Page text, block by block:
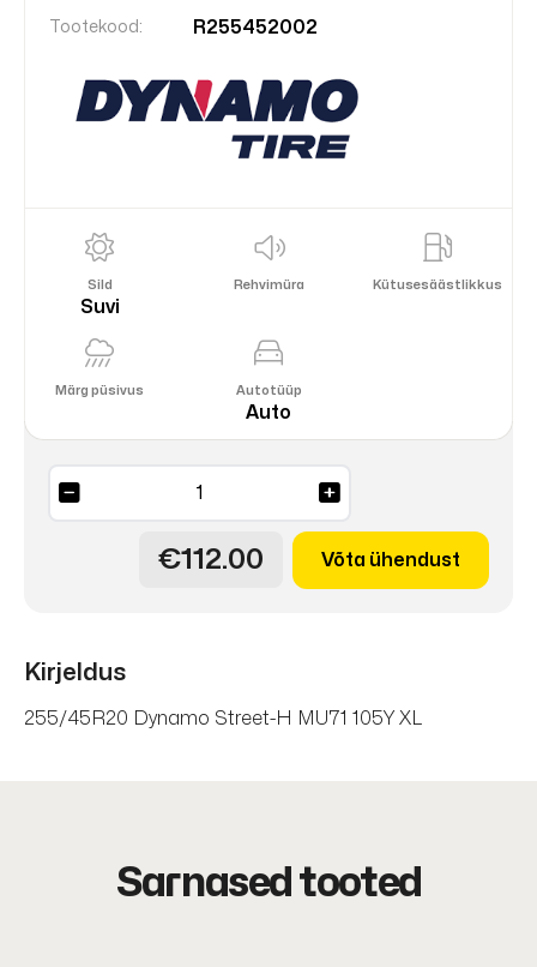
Tootekood: R255452002
Sild
Suvi
Rehvimüra Kütusesäästlikkus
Märg püsivus Autotüüp
Auto
H
kogus
€112.00 Võta ühendust
Kirjeldus
255/45R20 Dynamo Street-H MU71 105Y XL
Sarnased tooted